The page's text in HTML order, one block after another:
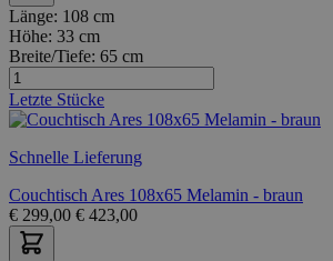
Länge: 108 cm
Höhe: 33 cm
Breite/Tiefe: 65 cm
Letzte Stücke
Schnelle Lieferung
Couchtisch Ares 108x65 Melamin - braun
€ 299,00 € 423,00